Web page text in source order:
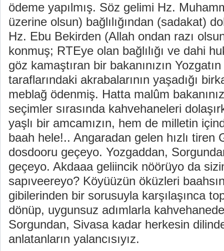
ödeme yapılmış. Söz gelimi Hz.
üzerine olsun) bağlılığından (sadakat)
Hz. Ebu Bekirden (Allah ondan razı
konmuş; RTEye olan bağlılığı ve dahi
göz kamaştıran bir bakanınızın
taraflarındaki akrabalarının yaşadığı
meblağ ödenmiş. Hatta malûm
seçimler sırasında kahvehaneleri
yaşlı bir amcamızın, hem de milletin
baah hele!.. Angaradan gelen hızlı tiren
dosdooru geçeyo. Yozgaddan,
geçeyo. Akdaaa geliincik nöörüyo da
sapıveereyo? Köyüüzün öküzleri
gibilerinden bir sorusuyla karşılaşınca
dönüp, uygunsuz adımlarla
Sorgundan, Sivasa kadar herkesin
anlatanların yalancısıyız.